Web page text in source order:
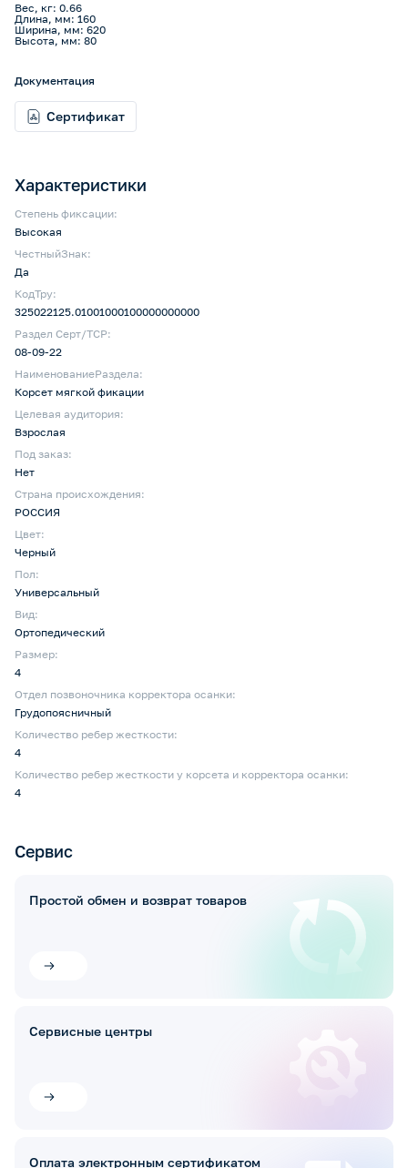
Характеристики
Степень фиксации:
Высокая
ЧестныйЗнак:
Да
КодТру:
325022125.01001000100000000000
Раздел Серт/ТСР:
08-09-22
НаименованиеРаздела:
Корсет мягкой фикации
Целевая аудитория:
Взрослая
Под заказ:
Нет
Страна происхождения:
РОССИЯ
Цвет:
Черный
Пол:
Универсальный
Вид:
Ортопедический
Размер:
4
Отдел позвоночника корректора осанки:
Грудопоясничный
Количество ребер жесткости:
4
Количество ребер жесткости у корсета и корректора осанки:
4
Вес, кг: 0.66
Длина, мм: 160
Ширина, мм: 620
Высота, мм: 80
Документация
Сертификат
Сервис
Простой обмен и возврат товаров
Сервисные центры
Оплата электронным сертификатом